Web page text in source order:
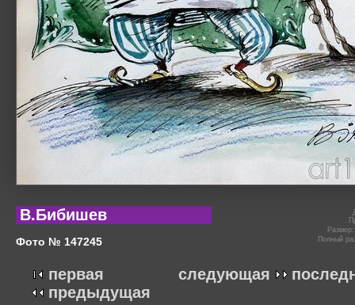
В.Бибишев
Фото № 147245
Полный
следующая
первая
предыдущая